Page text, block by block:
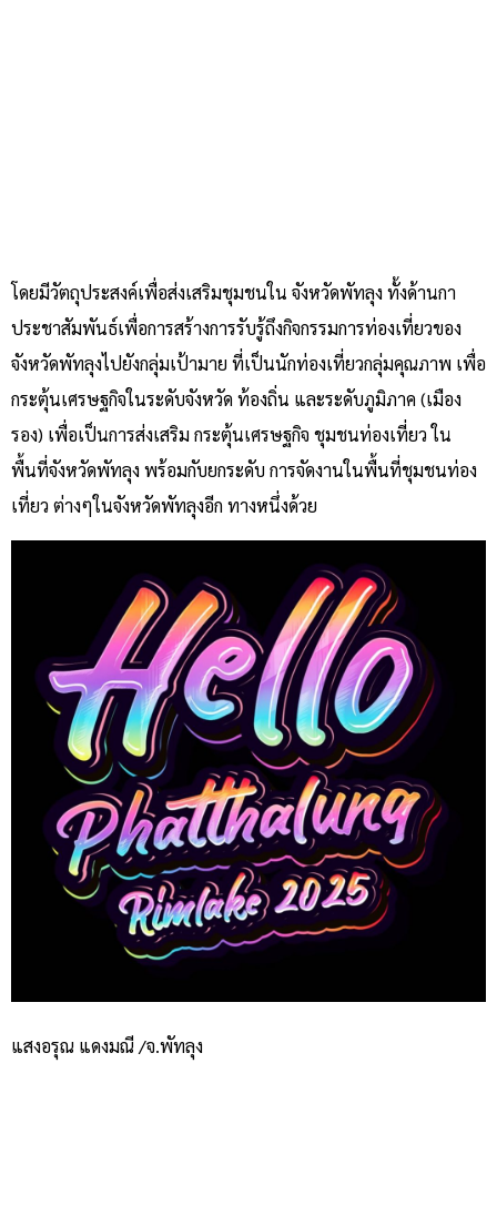
โดยมีวัตถุประสงค์เพื่อส่งเสริมชุมชนใน จังหวัดพัทลุง ทั้งด้านกา
ประชาสัมพันธ์เพื่อการสร้างการรับรู้ถึงกิจกรรมการท่องเที่ยวของ
จังหวัดพัทลุงไปยังกลุ่มเป้ามาย ที่เป็นนักท่องเที่ยวกลุ่มคุณภาพ เพื่อ
กระตุ้นเศรษฐกิจในระดับจังหวัด ท้องถิ่น และระดับภูมิภาค (เมือง
รอง) เพื่อเป็นการส่งเสริม กระตุ้นเศรษฐกิจ ชุมชนท่องเที่ยว ใน
พื้นที่จังหวัดพัทลุง พร้อมกับยกระดับ การจัดงานในพื้นที่ชุมชนท่อง
เที่ยว ต่างๆในจังหวัดพัทลุงอีก ทางหนึ่งด้วย
แสงอรุณ แดงมณี /จ.พัทลุง